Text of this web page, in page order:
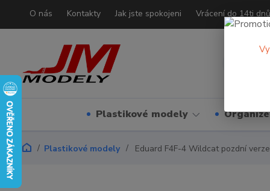
O nás Kontakty Jak jste spokojeni Vrácení do 14ti dnů
Plastikové modely
Plastikové modely Eduard F4F-4 Wildcat pozdní